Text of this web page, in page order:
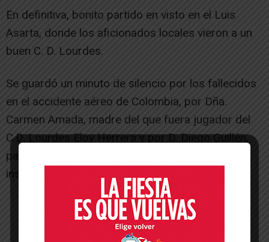
En definitiva, bonito partido en visto en el Luis
Asarta, donde los aficionados locales vieron a un
buen C. D. Lourdes.
Se guardó un minuto de silencio por los fallecidos
en el accidente aéreo de Colombia, por Dña.
Carmen Amada, madre del que fuera jugador del
C.D. Lourdes Eloy Herrera y por D. Diego Guillén,
padre del responsable del mantenimiento de las
instalaciones del C.D. Huarte.
-- Publicidad --